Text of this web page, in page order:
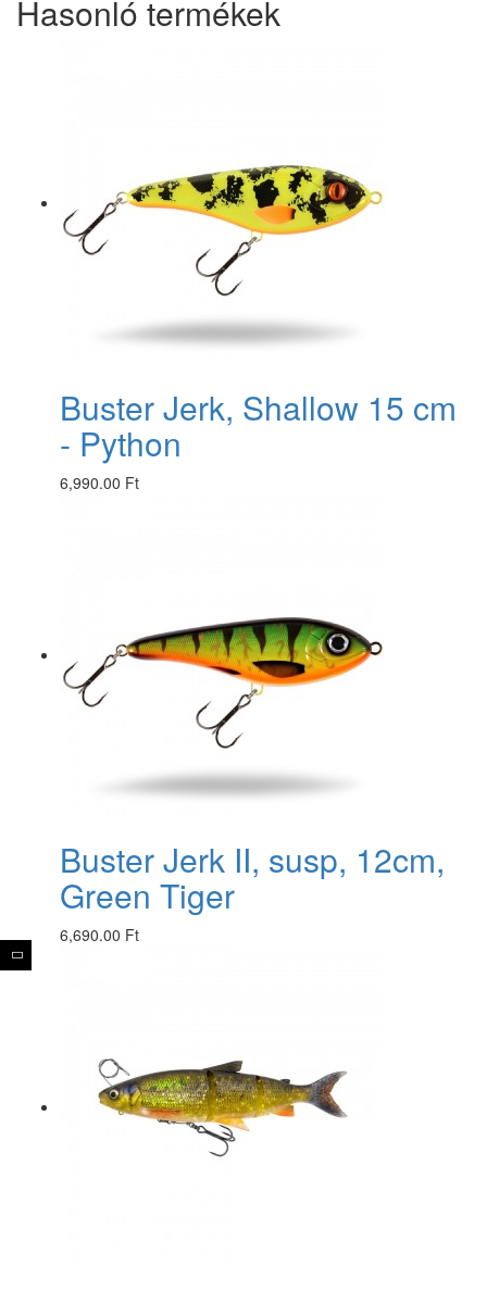
Hasonló termékek
Buster Jerk, Shallow 15 cm
- Python
6,990.00 Ft
Buster Jerk II, susp, 12cm,
Green Tiger
6,690.00 Ft